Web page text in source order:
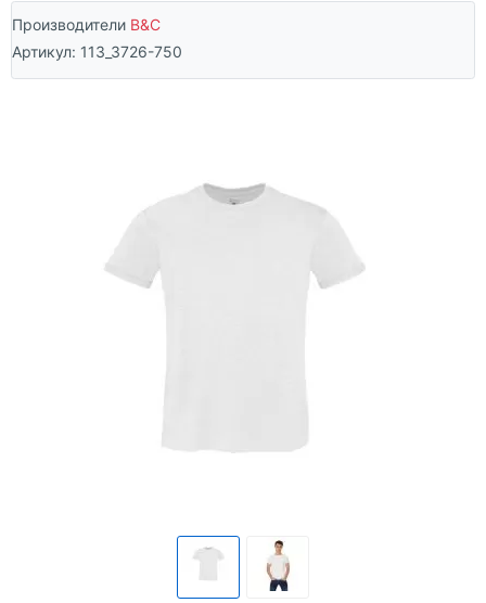
Производители B&C
Артикул: 113_3726-750